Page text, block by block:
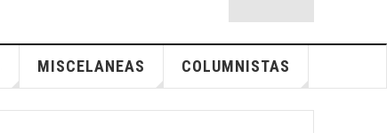
MISCELANEAS COLUMNISTAS